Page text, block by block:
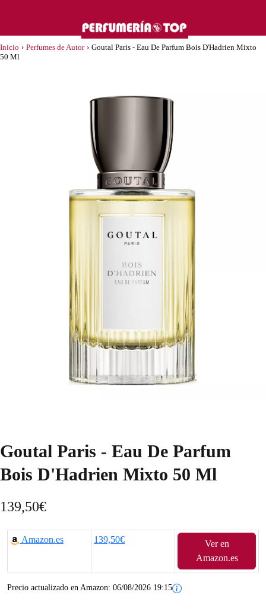
Inicio › Perfumes de Autor › Goutal Paris - Eau De Parfum Bois D'Hadrien Mixto
50 Ml
Goutal Paris - Eau De Parfum
Bois D'Hadrien Mixto 50 Ml
139,50€
Amazon.es 139,50€
Ver en
Amazon.es
Precio actualizado en Amazon: 06/08/2026 19:15